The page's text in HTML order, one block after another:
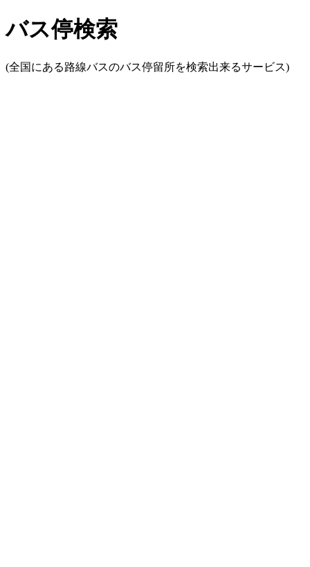
バス停検索
(全国にある路線バスのバス停留所を検索出来るサービス)